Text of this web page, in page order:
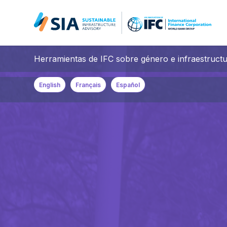
English Français Español
Herramientas de IFC sobre género e
Search for:
When autocomplete results are available use up and down